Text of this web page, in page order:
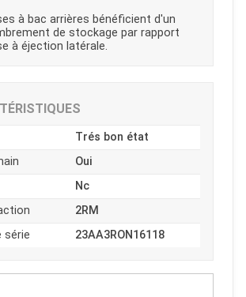
JOUET
ESPACES VERTS
SSV UTV
à bac arrières bénéficient d'un
de stockage par rapport
à éjection latérale.
Trés bon état
Oui
Nc
2RM
série
23AA3RON16118